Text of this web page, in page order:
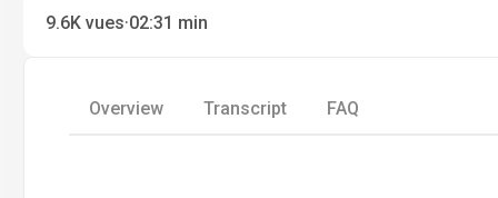
9.6K vues·02:31 min
Overview Transcript FAQ